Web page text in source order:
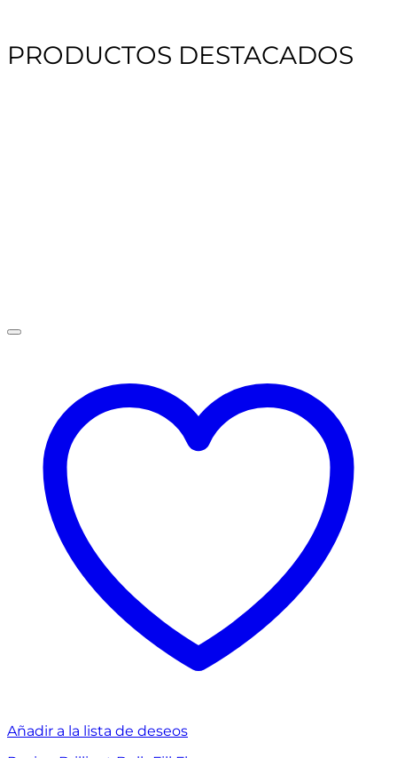
PRODUCTOS DESTACADOS
Añadir a la lista de deseos